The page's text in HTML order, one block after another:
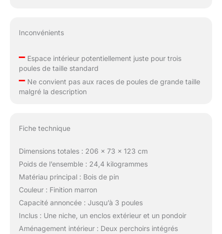
Inconvénients
–Espace intérieur potentiellement juste pour trois
poules de taille standard
–Ne convient pas aux races de poules de grande taille
malgré la description
Fiche technique
Dimensions totales : 206 x 73 x 123 cm
Poids de l’ensemble : 24,4 kilogrammes
Matériau principal : Bois de pin
Couleur : Finition marron
Capacité annoncée : Jusqu’à 3 poules
Inclus : Une niche, un enclos extérieur et un pondoir
Aménagement intérieur : Deux perchoirs intégrés